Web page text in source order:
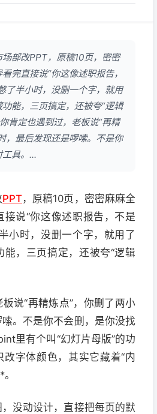
部改PPT，原稿10页，密密
完直接说“你这像述职报告，
了半小时，没删一个字，就用
能，三页搞定，还被夸“逻辑
肯定也遇到过，老板说“再精
，最后发现还是啰嗦。不是你
具。...
PPT，原稿10页，密密麻麻全
接说“你这像述职报告，不是
小时，没删一个字，就用了
，三页搞定，还被夸“逻辑
说“再精炼点”，你删了两小
。不是你不会删，是你没找
里有个叫“幻灯片母版”的功
改字体颜色，其实它藏着“内
没动设计，直接把每页的默